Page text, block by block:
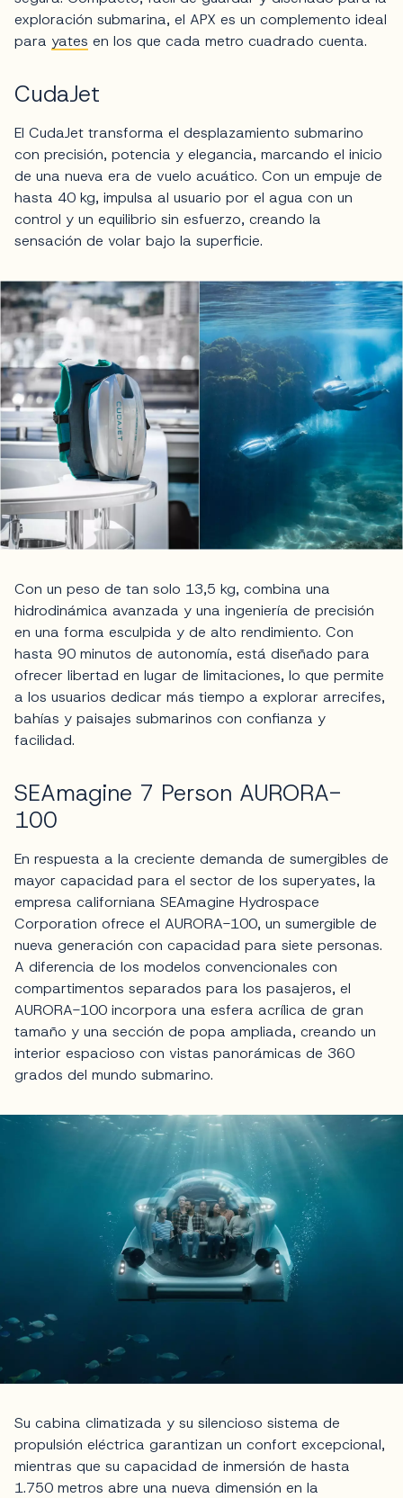
exploración submarina, el APX es un complemento ideal
para yates en los que cada metro cuadrado cuenta.
CudaJet
El CudaJet transforma el desplazamiento submarino
con precisión, potencia y elegancia, marcando el inicio
de una nueva era de vuelo acuático. Con un empuje de
hasta 40 kg, impulsa al usuario por el agua con un
control y un equilibrio sin esfuerzo, creando la
sensación de volar bajo la superficie.
Con un peso de tan solo 13,5 kg, combina una
hidrodinámica avanzada y una ingeniería de precisión
en una forma esculpida y de alto rendimiento. Con
hasta 90 minutos de autonomía, está diseñado para
ofrecer libertad en lugar de limitaciones, lo que permite
a los usuarios dedicar más tiempo a explorar arrecifes,
bahías y paisajes submarinos con confianza y
facilidad.
SEAmagine 7 Person AURORA-
100
En respuesta a la creciente demanda de sumergibles de
mayor capacidad para el sector de los superyates, la
empresa californiana SEAmagine Hydrospace
Corporation ofrece el AURORA-100, un sumergible de
nueva generación con capacidad para siete personas.
A diferencia de los modelos convencionales con
compartimentos separados para los pasajeros, el
AURORA-100 incorpora una esfera acrílica de gran
tamaño y una sección de popa ampliada, creando un
interior espacioso con vistas panorámicas de 360
grados del mundo submarino.
Su cabina climatizada y su silencioso sistema de
propulsión eléctrica garantizan un confort excepcional,
mientras que su capacidad de inmersión de hasta
1.750 metros abre una nueva dimensión en la